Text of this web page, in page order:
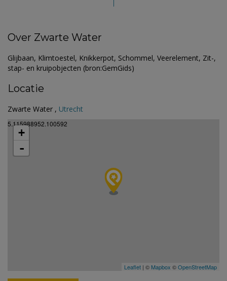
Over Zwarte Water
Glijbaan, Klimtoestel, Knikkerpot, Schommel, Veerelement, Zit-,
stap- en kruipobjecten (bron:GemGids)
Locatie
Zwarte Water , Utrecht
5.115988952.100592
+
-
Leaflet | © Mapbox ©OpenStreetMap